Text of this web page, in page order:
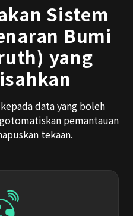
Sistem
Bumi
yang
data yang boleh
pemantauan
tekaan.